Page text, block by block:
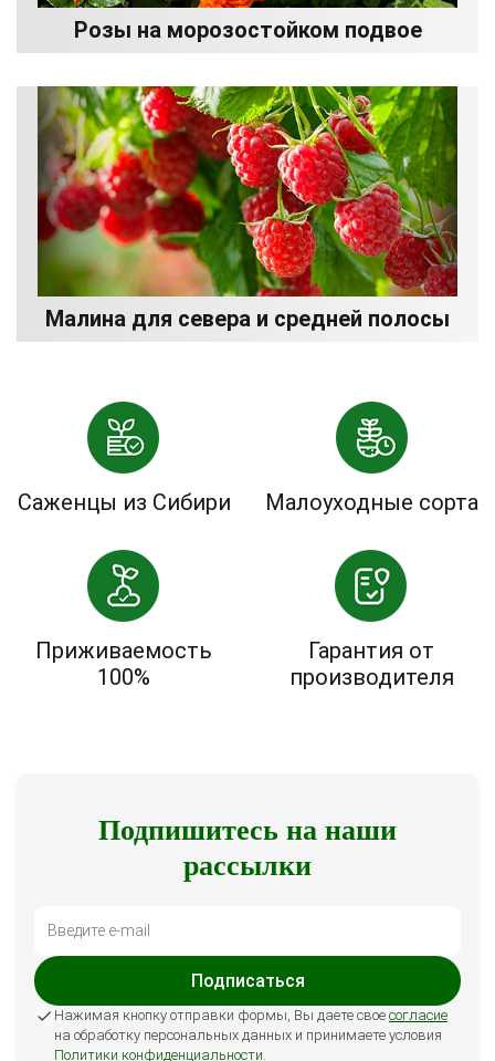
Розы на морозостойком подвое
Малина для севера и средней полосы
Саженцы из Сибири Малоуходные сорта
Приживаемость
100%
Гарантия от
производителя
Подпишитесь на наши
рассылки
Подписаться
Нажимая кнопку отправки формы, Вы даете свое согласие
на обработку персональных данных и принимаете условия
Политики конфиденциальности.